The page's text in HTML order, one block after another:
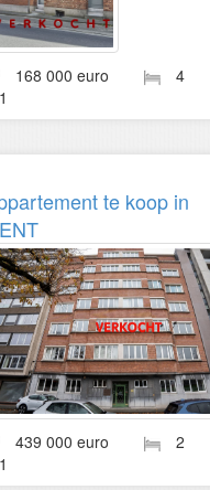
168 000 euro
4
te koop in
439 000 euro
2